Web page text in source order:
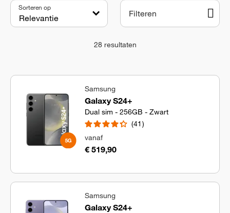
28resultaten
Sorteren op
Filteren
Samsung
Galaxy S24+
Dual sim - 256GB - Zwart
41
vanaf
€ 519,90
Samsung
Galaxy S24+